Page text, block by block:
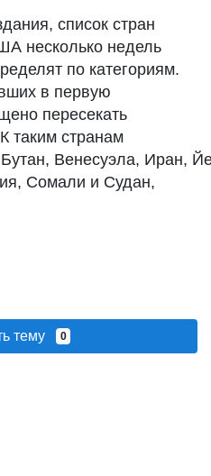
список стран
несколько недель
по категориям.
в первую
пересекать
таким странам
Венесуэла, Иран,
Сомали и Судан,
тему 0